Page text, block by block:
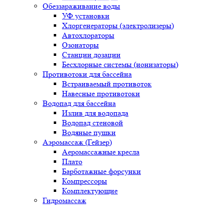
Обеззараживание воды
УФ установки
Хлоргенераторы (электролизеры)
Автохлораторы
Озонаторы
Станции дозации
Бесхлорные системы (ионизаторы)
Противотоки для бассейна
Встраиваемый противоток
Навесные противотоки
Водопад для бассейна
Излив для водопада
Водопад стеновой
Водяные пушки
Аэромассаж (Гейзер)
Аеромассажные кресла
Плато
Барботажные форсунки
Компрессоры
Комплектующие
Гидромассаж